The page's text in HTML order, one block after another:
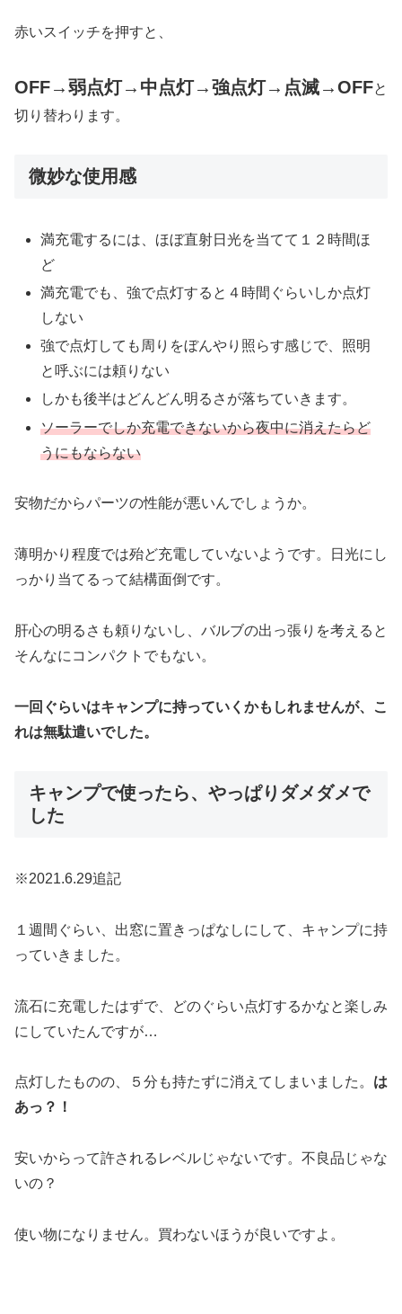
赤いスイッチを押すと、
OFF→弱点灯→中点灯→強点灯→点滅→OFFと
切り替わります。
微妙な使用感
満充電するには、ほぼ直射日光を当てて１２時間ほ
ど
満充電でも、強で点灯すると４時間ぐらいしか点灯
しない
強で点灯しても周りをぼんやり照らす感じで、照明
と呼ぶには頼りない
しかも後半はどんどん明るさが落ちていきます。
ソーラーでしか充電できないから夜中に消えたらど
うにもならない
安物だからパーツの性能が悪いんでしょうか。
薄明かり程度では殆ど充電していないようです。日光にし
っかり当てるって結構面倒です。
肝心の明るさも頼りないし、バルブの出っ張りを考えると
そんなにコンパクトでもない。
一回ぐらいはキャンプに持っていくかもしれませんが、こ
れは無駄遣いでした。
キャンプで使ったら、やっぱりダメダメで
した
※2021.6.29追記
１週間ぐらい、出窓に置きっぱなしにして、キャンプに持
っていきました。
流石に充電したはずで、どのぐらい点灯するかなと楽しみ
にしていたんですが…
点灯したものの、５分も持たずに消えてしまいました。 は
あっ？！
安いからって許されるレベルじゃないです。不良品じゃな
いの？
使い物になりません。買わないほうが良いですよ。